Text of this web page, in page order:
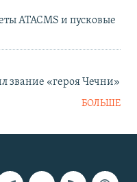
ATACMS и пусковые
звание «героя Чечни»
БОЛЬШЕ